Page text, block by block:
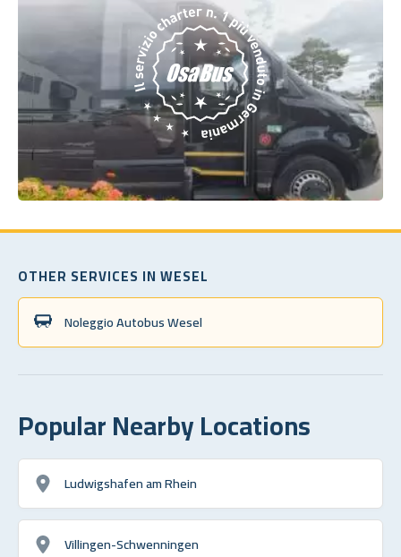
OTHER SERVICES IN WESEL
Noleggio Autobus Wesel
Popular Nearby Locations
Ludwigshafen am Rhein
Villingen-Schwenningen